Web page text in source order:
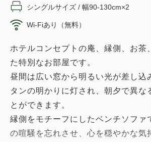
シングルサイズ / 幅90-130cm×2
Wi-Fiあり（無料）
ホテルコンセプトの庵、縁側、お茶
た特別なお部屋です。
昼間は広い窓から明るい光が差し込
タンの明かりに灯され、朝夕で異な
とができます。
縁側をモチーフにしたベンチソファ
の喧騒を忘れさせ、心を穏やかな気